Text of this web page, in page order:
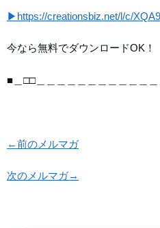
▶https://creationsbiz.net/l/c/
今なら無料でダウンロードOK！
■＿□□＿＿＿＿＿＿＿＿＿＿＿＿
←前のメルマガ
次のメルマガ→